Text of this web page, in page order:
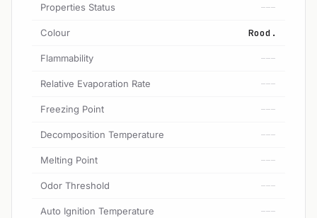
Properties Status ---
Colour Rood.
Flammability ---
Relative Evaporation Rate ---
Freezing Point ---
Decomposition Temperature ---
Melting Point ---
Odor Threshold ---
Auto Ignition Temperature ---